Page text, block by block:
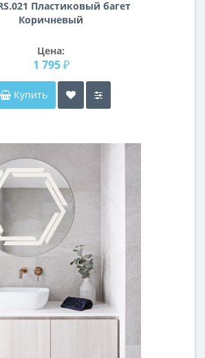
Пластиковый багет
Коричневый
Цена:
1 795 ₽
Купить